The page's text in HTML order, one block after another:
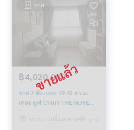
ขาย
฿4,020,000
ขาย 2 ห้องนอน 49.43 ตร.ม.
เดอะ มูฟ บางนา THE MUVE
Bangna
บางนา แบริ่ง ลาซาล
270